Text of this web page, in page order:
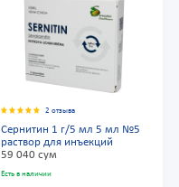
2 отзыва
Сернитин 1 г/5 мл 5 мл №5
раствор для инъекций
59 040 сум
Есть в наличии